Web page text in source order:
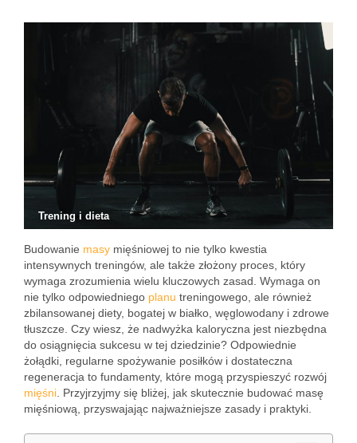
Trening i dieta
Budowanie masy mięśniowej to nie tylko kwestia
intensywnych treningów, ale także złożony proces, który
wymaga zrozumienia wielu kluczowych zasad. Wymaga on
nie tylko odpowiedniego planu treningowego, ale również
zbilansowanej diety, bogatej w białko, węglowodany i zdrowe
tłuszcze. Czy wiesz, że nadwyżka kaloryczna jest niezbędna
do osiągnięcia sukcesu w tej dziedzinie? Odpowiednie
żołądki, regularne spożywanie posiłków i dostateczna
regeneracja to fundamenty, które mogą przyspieszyć rozwój
mięśni . Przyjrzyjmy się bliżej, jak skutecznie budować masę
mięśniową, przyswajając najważniejsze zasady i praktyki.